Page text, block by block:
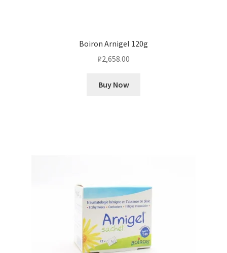
Boiron Arnigel 120g
₽2,658.00
Buy Now